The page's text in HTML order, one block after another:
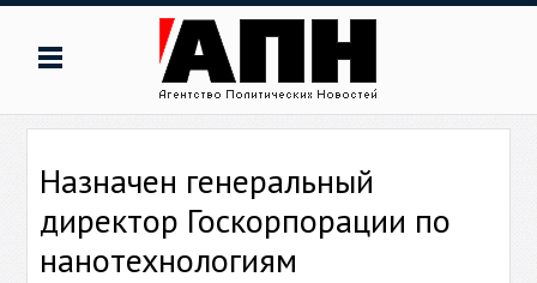
Назначен генеральный
директор Госкорпорации по
нанотехнологиям